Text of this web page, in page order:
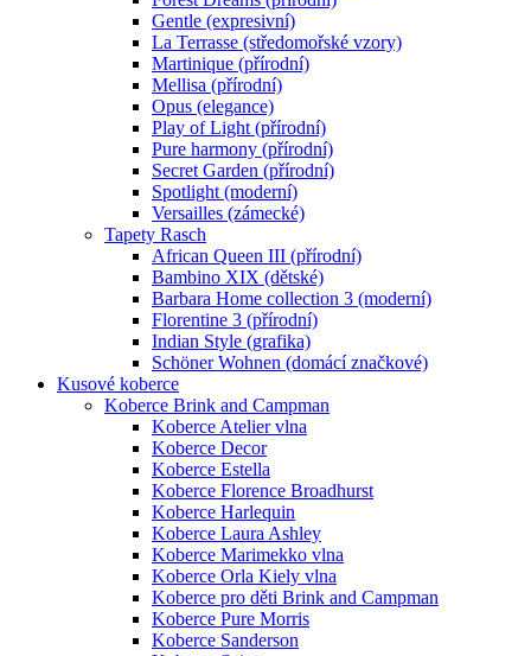
Gentle (expresivní)
La Terrasse (středomořské vzory)
Martinique (přírodní)
Mellisa (přírodní)
Opus (elegance)
Play of Light (přírodní)
Pure harmony (přírodní)
Secret Garden (přírodní)
Spotlight (moderní)
Versailles (zámecké)
Tapety Rasch
African Queen III (přírodní)
Bambino XIX (dětské)
Barbara Home collection 3 (moderní)
Florentine 3 (přírodní)
Indian Style (grafika)
Schöner Wohnen (domácí značkové)
Kusové koberce
Koberce Brink and Campman
Koberce Atelier vlna
Koberce Decor
Koberce Estella
Koberce Florence Broadhurst
Koberce Harlequin
Koberce Laura Ashley
Koberce Marimekko vlna
Koberce Orla Kiely vlna
Koberce pro děti Brink and Campman
Koberce Pure Morris
Koberce Sanderson